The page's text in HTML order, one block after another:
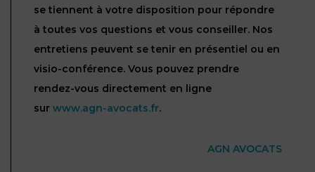
se tiennent à votre disposition pour répondre
à toutes vos questions et vous conseiller. Nos
entretiens peuvent se tenir en présentiel ou en
visio-conférence. Vous pouvez prendre
rendez-vous directement en ligne
sur www.agn-avocats.fr.
AGN AVOCATS